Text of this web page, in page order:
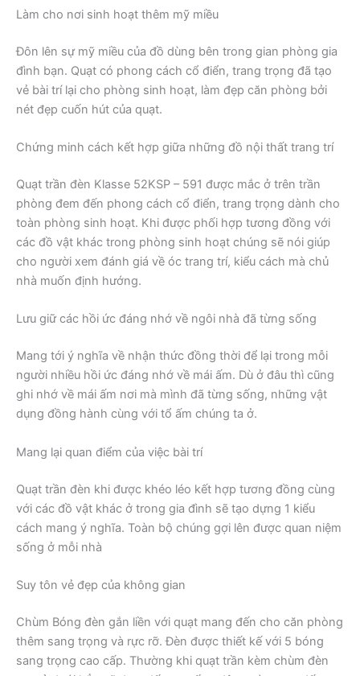
Làm cho nơi sinh hoạt thêm mỹ miều
Đôn lên sự mỹ miều của đồ dùng bên trong gian phòng gia
đình bạn. Quạt có phong cách cổ điển, trang trọng đã tạo
vẻ bài trí lại cho phòng sinh hoạt, làm đẹp căn phòng bởi
nét đẹp cuốn hút của quạt.
Chứng minh cách kết hợp giữa những đồ nội thất trang trí
Quạt trần đèn Klasse 52KSP – 591 được mắc ở trên trần
phòng đem đến phong cách cổ điển, trang trọng dành cho
toàn phòng sinh hoạt. Khi được phối hợp tương đồng với
các đồ vật khác trong phòng sinh hoạt chúng sẽ nói giúp
cho người xem đánh giá về óc trang trí, kiểu cách mà chủ
nhà muốn định hướng.
Lưu giữ các hồi ức đáng nhớ về ngôi nhà đã từng sống
Mang tới ý nghĩa về nhận thức đồng thời để lại trong mỗi
người nhiều hồi ức đáng nhớ về mái ấm. Dù ở đâu thì cũng
ghi nhớ về mái ấm nơi mà mình đã từng sống, những vật
dụng đồng hành cùng với tổ ấm chúng ta ở.
Mang lại quan điểm của việc bài trí
Quạt trần đèn khi được khéo léo kết hợp tương đồng cùng
với các đồ vật khác ở trong gia đình sẽ tạo dựng 1 kiểu
cách mang ý nghĩa. Toàn bộ chúng gợi lên được quan niệm
sống ở mỗi nhà
Suy tôn vẻ đẹp của không gian
Chùm Bóng đèn gắn liền với quạt mang đến cho căn phòng
thêm sang trọng và rực rỡ. Đèn được thiết kế với 5 bóng
sang trọng cao cấp. Thường khi quạt trần kèm chùm đèn